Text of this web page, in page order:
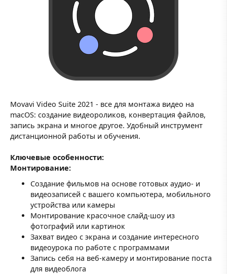
Movavi Video Suite 2021 - все для монтажа видео на
macOS: создание видеороликов, конвертация файлов,
запись экрана и многое другое. Удобный инструмент
дистанционной работы и обучения.
Ключевые особенности:
Монтирование:
Создание фильмов на основе готовых аудио- и
видеозаписей с вашего компьютера, мобильного
устройства или камеры
Монтирование красочное слайд-шоу из
фотографий или картинок
Захват видео с экрана и создание интересного
видеоурока по работе с программами
Запись себя на веб-камеру и монтирование поста
для видеоблога